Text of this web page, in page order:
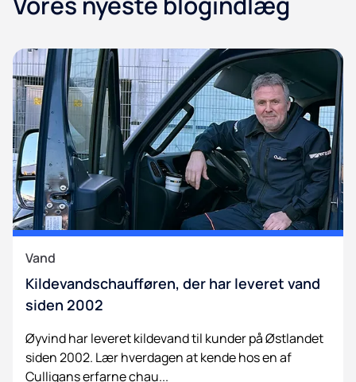
Vand
Kildevandschaufføren, der har leveret vand
siden 2002
Øyvind har leveret kildevand til kunder på Østlandet
siden 2002. Lær hverdagen at kende hos en af
Culligans erfarne chau...